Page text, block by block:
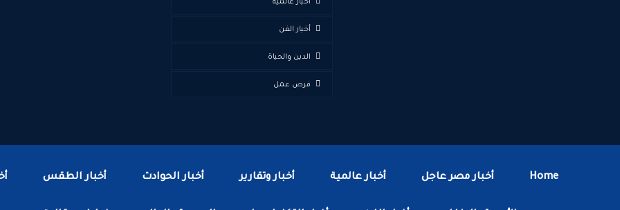
أخبار عالمية
أخبار الفن
الدين والحياة
فرص عمل
Home أخبار مصر عاجل أخبار عالمية أخبار وتقارير أخبار الحوادث أخبار الطقس